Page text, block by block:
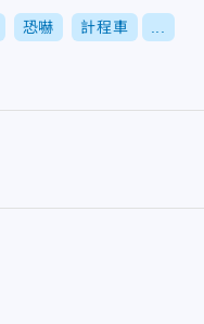
恐嚇 計程車